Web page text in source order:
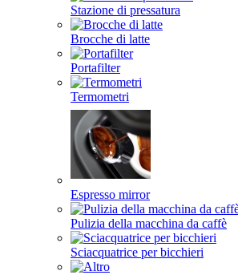
Stazione di pressatura
Brocche di latte
Portafilter
Termometri
Espresso mirror
Pulizia della macchina da caffè
Sciacquatrice per bicchieri